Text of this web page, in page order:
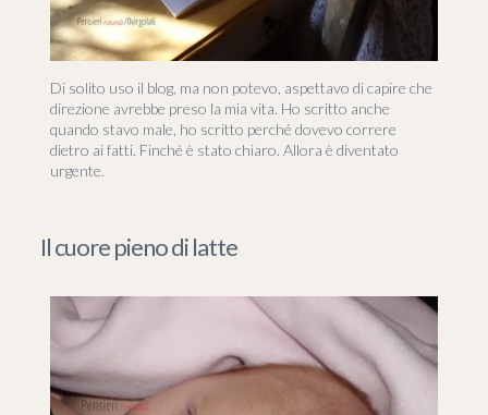
Di solito uso il blog, ma non potevo, aspettavo di capire che
direzione avrebbe preso la mia vita. Ho scritto anche
quando stavo male, ho scritto perché dovevo correre
dietro ai fatti. Finché è stato chiaro. Allora è diventato
urgente.
Il cuore pieno di latte